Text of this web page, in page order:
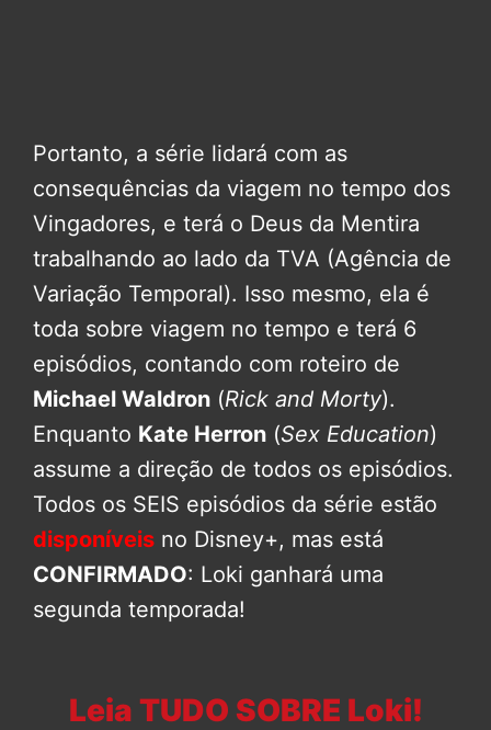
Portanto, a série lidará com as
consequências da viagem no tempo dos
Vingadores, e terá o Deus da Mentira
trabalhando ao lado da TVA (Agência de
Variação Temporal). Isso mesmo, ela é
toda sobre viagem no tempo e terá 6
episódios, contando com roteiro de
Michael Waldron (Rick and Morty).
Enquanto Kate Herron (Sex Education)
assume a direção de todos os episódios.
Todos os SEIS episódios da série estão
disponíveis no Disney+, mas está
CONFIRMADO: Loki ganhará uma
segunda temporada!
Leia TUDO SOBRE Loki!